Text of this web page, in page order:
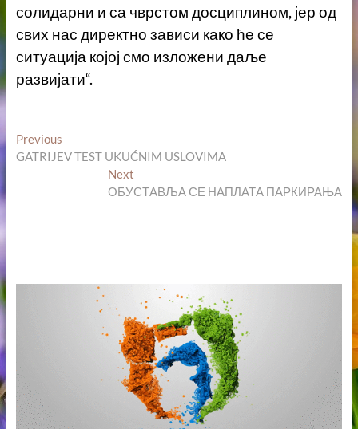
солидарни и са чврстом досциплином, јер од
свих нас директно зависи како ће се
ситуација којој смо изложени даље
развијати“.
Кретање
чланка
PreviousPrevious
post:
GATRIJEV TEST UKUĆNIM USLOVIMA
Next
post:
ОБУСТАВЉА СЕ НАПЛАТА ПАРКИРАЊА